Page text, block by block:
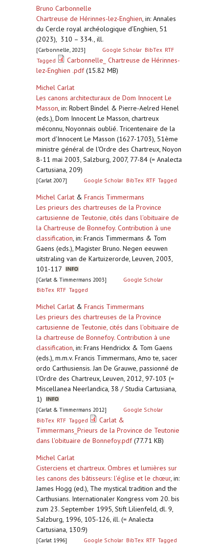
Bruno Carbonnelle
Chartreuse de Hérinnes-lez-Enghien, in: Annales
du Cercle royal archéologique d’Enghien, 51
(2023), 310 – 334., ill.
[Carbonnelle, 2023] Google Scholar BibTex RTF
Tagged
Carbonnelle_ Chartreuse de Hérinnes-
lez-Enghien .pdf(15.82 MB)
Michel Carlat
Les canons architecturaux de Dom Innocent Le
Masson, in: Robert Bindel & Pierre-Aelred Henel
(eds.), Dom Innocent Le Masson, chartreux
méconnu, Noyonnais oublié. Tricentenaire de la
mort d'Innocent Le Masson (1627-1703), 51ème
ministre général de l'Ordre des Chartreux, Noyon
8-11 mai 2003, Salzburg, 2007, 77-84 (= Analecta
Cartusiana, 209)
[Carlat 2007] Google Scholar BibTex RTF Tagged
Michel Carlat & Francis Timmermans
Les prieurs des chartreuses de la Province
cartusienne de Teutonie, cités dans l'obituaire de
la Chartreuse de Bonnefoy. Contribution à une
classification, in: Francis Timmermans & Tom
Gaens (eds.), Magister Bruno. Negen eeuwen
uitstraling van de Kartuizerorde, Leuven, 2003,
101-117
[Carlat & Timmermans 2003]
Google Scholar
BibTex RTF Tagged
Michel Carlat & Francis Timmermans
Les prieurs des chartreuses de la Province
cartusienne de Teutonie, cités dans l'obituaire de
la chartreuse de Bonnefoy. Contribution à une
classification, in: Frans Hendrickx & Tom Gaens
(eds.), m.m.v. Francis Timmermans, Amo te, sacer
ordo Carthusiensis. Jan De Grauwe, passionné de
l'Ordre des Chartreux, Leuven, 2012, 97-103 (=
Miscellanea Neerlandica, 38 / Studia Cartusiana,
1)
[Carlat & Timmermans 2012]
Google Scholar
BibTex RTF Tagged
Carlat &
Timmermans_Prieurs de la Province de Teutonie
dans l'obituaire de Bonnefoy.pdf(77.71 KB)
Michel Carlat
Cisterciens et chartreux. Ombres et lumières sur
les canons des bâtisseurs: l’église et le chœur, in:
James Hogg (ed.), The mystical tradition and the
Carthusians. Internationaler Kongress vom 20. bis
zum 23. September 1995, Stift Lilienfeld, dl. 9,
Salzburg, 1996, 105-126, ill. (= Analecta
Cartusiana, 130:9)
[Carlat 1996] Google Scholar BibTex RTF Tagged